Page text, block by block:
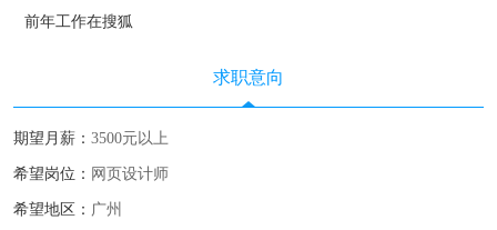
前年工作在搜狐
求职意向
期望月薪： 3500元以上
希望岗位： 网页设计师
希望地区： 广州